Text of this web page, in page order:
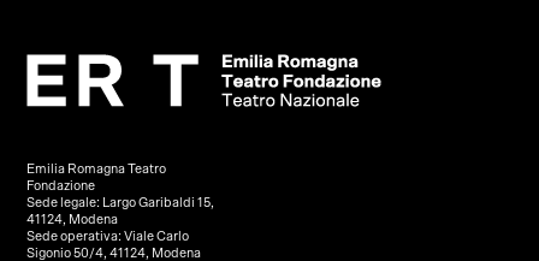
Emilia Romagna Teatro
Fondazione
Sede legale: Largo Garibaldi 15,
41124, Modena
Sede operativa: Viale Carlo
Sigonio 50/4, 41124, Modena